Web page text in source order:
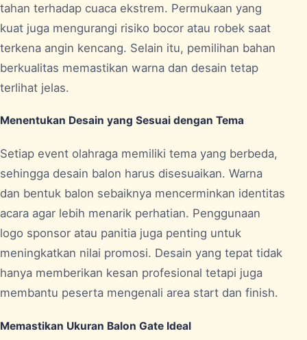
tahan terhadap cuaca ekstrem. Permukaan yang
kuat juga mengurangi risiko bocor atau robek saat
terkena angin kencang. Selain itu, pemilihan bahan
berkualitas memastikan warna dan desain tetap
terlihat jelas.
Menentukan Desain yang Sesuai dengan Tema
Setiap event olahraga memiliki tema yang berbeda,
sehingga desain balon harus disesuaikan. Warna
dan bentuk balon sebaiknya mencerminkan identitas
acara agar lebih menarik perhatian. Penggunaan
logo sponsor atau panitia juga penting untuk
meningkatkan nilai promosi. Desain yang tepat tidak
hanya memberikan kesan profesional tetapi juga
membantu peserta mengenali area start dan finish.
Memastikan Ukuran Balon Gate Ideal